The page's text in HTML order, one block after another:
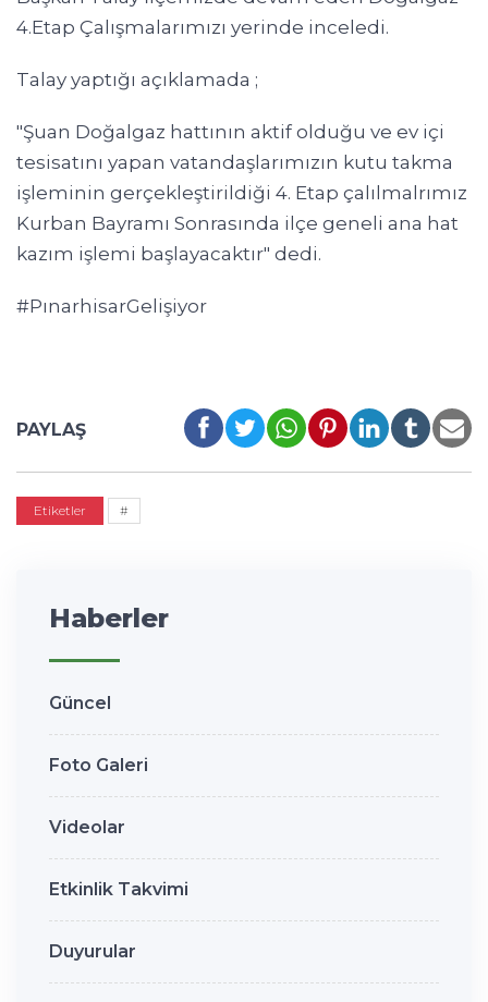
4.Etap Çalışmalarımızı yerinde inceledi.
Talay yaptığı açıklamada ;
"Şuan Doğalgaz hattının aktif olduğu ve ev içi
tesisatını yapan vatandaşlarımızın kutu takma
işleminin gerçekleştirildiği 4. Etap çalılmalrımız
Kurban Bayramı Sonrasında ilçe geneli ana hat
kazım işlemi başlayacaktır" dedi.
#PınarhisarGelişiyor
PAYLAŞ
Etiketler #
Haberler
Güncel
Foto Galeri
Videolar
Etkinlik Takvimi
Duyurular